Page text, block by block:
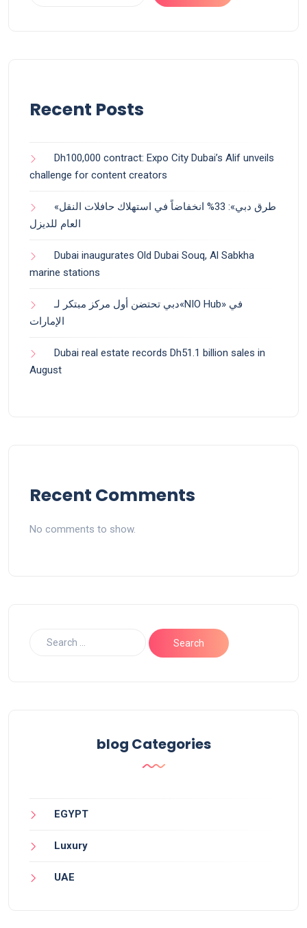
Recent Posts
Dh100,000 contract: Expo City Dubai’s Alif unveils
challenge for content creators
«طرق دبي»: 33% انخفاضاً في استهلاك حافلات النقل
العام للديزل
Dubai inaugurates Old Dubai Souq, Al Sabkha
marine stations
دبي تحتضن أول مركز مبتكر لـ«NIO Hub» في
الإمارات
Dubai real estate records Dh51.1 billion sales in
August
Recent Comments
No comments to show.
blog Categories
EGYPT
Luxury
UAE